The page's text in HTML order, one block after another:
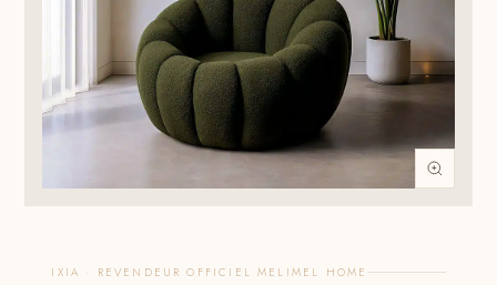
IXIA · REVENDEUR OFFICIEL MELIMEL HOME